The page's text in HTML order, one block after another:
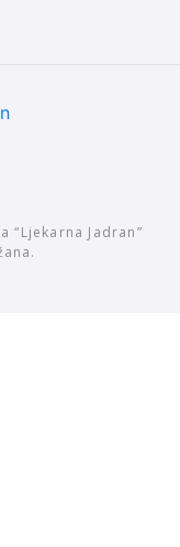
“Ljekarna Jadran”